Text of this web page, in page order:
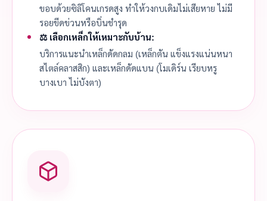
ขอบด้วยซิลิโคนเกรดสูง ทำให้วงกบเดิมไม่เสียหาย ไม่มี
รอยขีดข่วนหรือบิ่นชำรุด
⚖️ เลือกเหล็กให้เหมาะกับบ้าน:
บริการแนะนำเหล็กดัดกลม (เหล็กตัน แข็งแรงแน่นหนา
สไตล์คลาสสิก) และเหล็กดัดแบน (โมเดิร์น เรียบหรู
บางเบา ไม่บังตา)